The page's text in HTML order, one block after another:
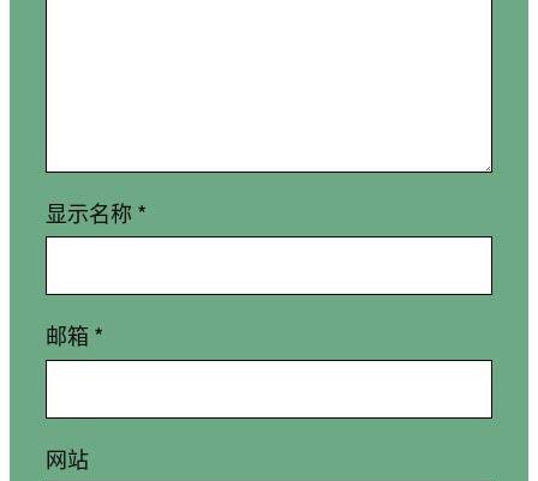
显示名称 *
邮箱 *
网站